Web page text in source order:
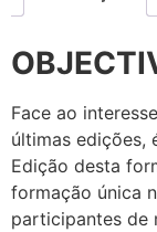
Face ao
últimas edições,
Edição desta
formação única
participantes de